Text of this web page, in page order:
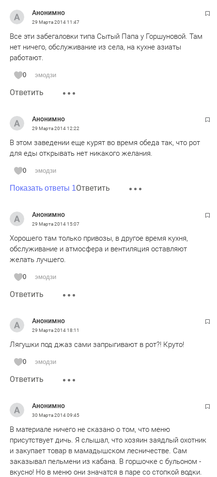
Анонимно
29 Марта 201411:47
Все эти забегаловки типа Сытый Папа у Горшуновой. Там
нет ничего, обслуживание из села, на кухне азиаты
работают.
0 эмодзи
Ответить
Анонимно
29 Марта 201412:22
В этом заведении еще курят во время обеда так, что рот
для еды открывать нет никакого желания.
0 эмодзи
Показать ответы 1Ответить
Анонимно
29 Марта 201415:07
Хорошего там только привозы, в другое время кухня,
обслуживание и атмосфера и вентиляция оставляют
желать лучшего.
0 эмодзи
Ответить
Анонимно
29 Марта 201418:11
Лягушки под джаз сами запрыгивают в рот?! Круто!
0 эмодзи
Ответить
Анонимно
30 Марта 201409:45
В материале ничего не сказано о том, что меню
присутствует дичь. Я слышал, что хозяин заядлый охотник
и закупает товар в мамадышском лесничестве. Сам
заказывал пельмени из кабана. В горшочке с бульоном -
вкусно! Но в меню они значатся в паре со стопкой водки.